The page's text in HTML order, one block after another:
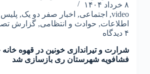
۸ خرداد ۱۴۰۴
video
, اجتماعی, اخبار صفر دو یک,
اطلاعات, حوادث و انتظامی, گزارش
۴ دیدگاه
شرارت و تیراندازی خونین در قهوه
فشافویه شهرستان ری بازسازی شد